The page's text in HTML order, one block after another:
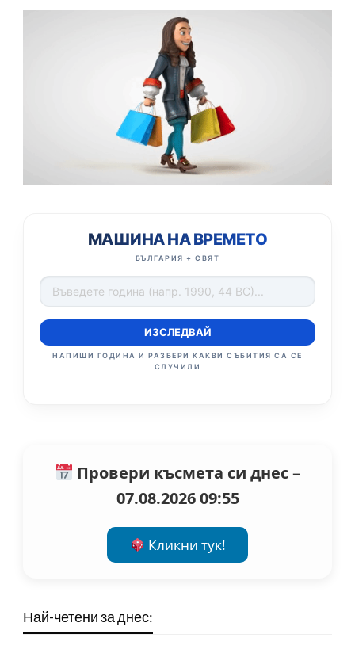
МАШИНА НА ВРЕМЕТО
БЪЛГАРИЯ + СВЯТ
ИЗСЛЕДВАЙ
НАПИШИ ГОДИНА И РАЗБЕРИ КАКВИ СЪБИТИЯ СА СЕ
СЛУЧИЛИ
Провери късмета си днес –
07.08.2026 09:55
Кликни тук!
Най-четени за днес: